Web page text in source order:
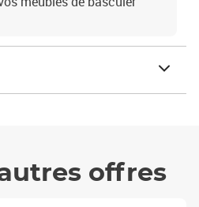
offres